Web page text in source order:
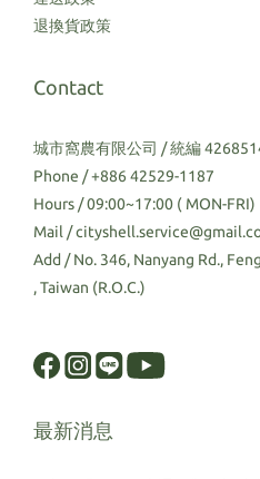
退換貨政策
Contact
城市窩農有限公司 / 統編
Phone / +886 42529-1187
Hours / 09:00~17:00 ( MON-FRI)
Mail /
Add / No. 346, Nanyang Rd.,
, Taiwan (R.O.C.)
最新消息